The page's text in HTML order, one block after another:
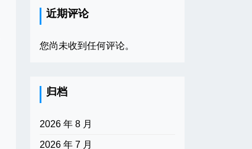
近期评论
您尚未收到任何评论。
归档
2026 年 8 月
2026 年 7 月